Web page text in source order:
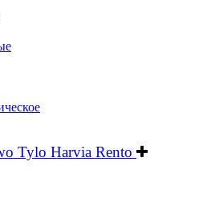
Tylo Harvia Rento